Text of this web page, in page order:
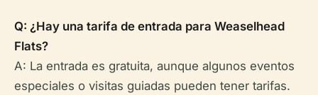
Q: ¿Hay una tarifa de entrada para Weaselhead
Flats?
A: La entrada es gratuita, aunque algunos eventos
especiales o visitas guiadas pueden tener tarifas.